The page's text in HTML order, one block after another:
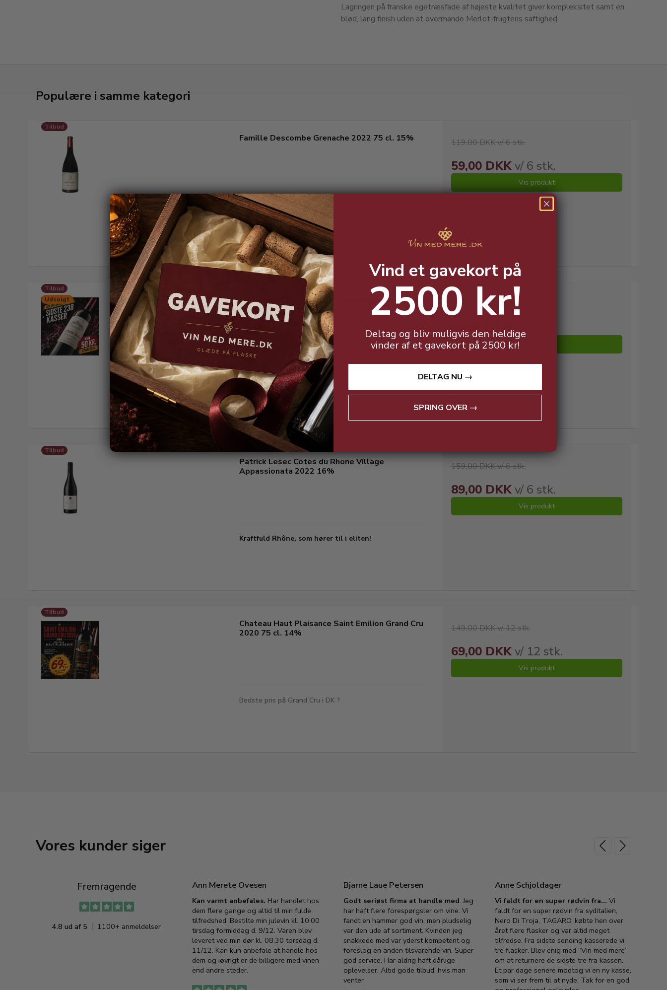
Lagringen på franske egetræsfade af højeste kvalitet giver kompleksitet samt en
blød, lang finish uden at overmande Merlot-frugtens saftighed.
Populære i samme kategori
Tilbud
Famille Descombe Grenache 2022 75 cl. 15%
Skøn rødvin med masser af fylde og frugt.
119,00 DKK v/ 6 stk.
59,00 DKKv/ 6 stk.
Vis produkt
Tilbud
Udsolgt
Domaine La Petite Barde Montagne Saint
Emilion 2023 14%
Bedste pris på Saint Emilion ?
99,00 DKK v/ 6 stk.
50,00 DKKv/ 6 stk.
Vis produkt
Tilbud
Patrick Lesec Cotes du Rhone Village
Appassionata 2022 16%
Kraftfuld Rhône, som hører til i eliten!
159,00 DKK v/ 6 stk.
89,00 DKKv/ 6 stk.
Vis produkt
Tilbud
Chateau Haut Plaisance Saint Emilion Grand Cru
2020 75 cl. 14%
Bedste pris på Grand Cru i DK ?
149,00 DKK v/ 12 stk.
69,00 DKKv/ 12 stk.
Vis produkt
Vores kunder siger
Fremragende
4.8 ud af 5 1100+ anmeldelser
Ann Merete Ovesen
Kan varmt anbefales. Har handlet hos
dem flere gange og altid til min fulde
tilfredshed. Bestilte min julevin kl. 10.00
tirsdag formiddag d. 9/12. Varen blev
leveret ved min dør kl. 08.30 torsdag d.
11/12. Kan kun anbefale at handle hos
dem og iøvrigt er de billigere med vinen
end andre steder.
Bjarne Laue Petersen
Godt seriøst firma at handle med. Jeg
har haft flere forespørgsler om vine. Vi
fandt en hammer god vin, men pludselig
var den ude af sortiment. Kvinden jeg
snakkede med var yderst kompetent og
foreslog en anden tilsvarende vin. Super
god service. Har aldrig haft dårlige
oplevelser. Altid gode tilbud, hvis man
venter
Anne Schjoldager
Vi faldt for en super rødvin fra… Vi
faldt for en super rødvin fra syditalien,
Nero Di Troja, TAGARO, købte hen over
året flere flasker og var altid meget
tilfredse. Fra sidste sending kasserede vi
tre flasker. Blev enig med “Vin med mere”
om at returnere de sidste tre fra kassen.
Et par dage senere modtog vi en ny kasse,
som vi ser frem til at nyde. Tak for en god
Vind et gavekort på
2500 kr!
Deltag og bliv muligvis den heldige
vinder af et gavekort på 2500 kr!
DELTAG NU →
SPRING OVER →